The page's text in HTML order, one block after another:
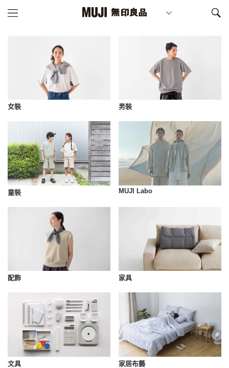
女裝 男裝
童裝 MUJI Labo
配飾 家具
文具 家居布藝